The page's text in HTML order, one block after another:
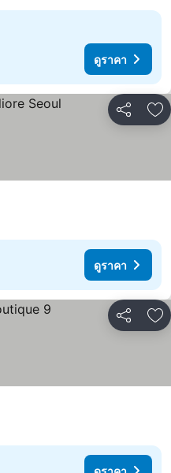
ดูราคา
แชร์ เ
ดูราคา
แชร์ เ